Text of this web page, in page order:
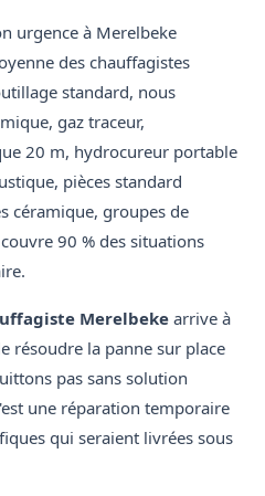
urgence à Merelbeke
des chauffagistes
standard, nous
gaz traceur,
20 m, hydrocureur portable
pièces standard
céramique, groupes de
90 % des situations
Merelbeke arrive à
résoudre la panne sur place
pas sans solution
une réparation temporaire
qui seraient livrées sous